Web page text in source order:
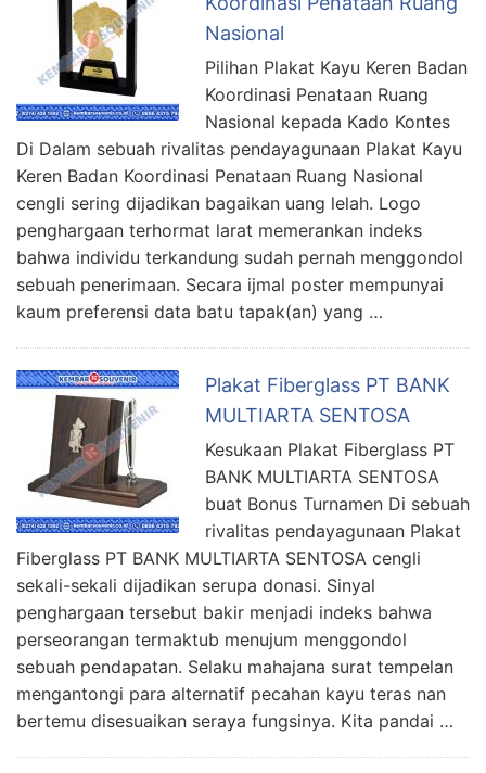
Nasional
Pilihan Plakat Kayu Keren Badan
Koordinasi Penataan Ruang
Nasional kepada Kado Kontes
Di Dalam sebuah rivalitas pendayagunaan Plakat Kayu
Keren Badan Koordinasi Penataan Ruang Nasional
cengli sering dijadikan bagaikan uang lelah. Logo
penghargaan terhormat larat memerankan indeks
bahwa individu terkandung sudah pernah menggondol
sebuah penerimaan. Secara ijmal poster mempunyai
kaum preferensi data batu tapak(an) yang …
Plakat Fiberglass PT BANK
MULTIARTA SENTOSA
Kesukaan Plakat Fiberglass PT
BANK MULTIARTA SENTOSA
buat Bonus Turnamen Di sebuah
rivalitas pendayagunaan Plakat
Fiberglass PT BANK MULTIARTA SENTOSA cengli
sekali-sekali dijadikan serupa donasi. Sinyal
penghargaan tersebut bakir menjadi indeks bahwa
perseorangan termaktub menujum menggondol
sebuah pendapatan. Selaku mahajana surat tempelan
mengantongi para alternatif pecahan kayu teras nan
bertemu disesuaikan seraya fungsinya. Kita pandai …